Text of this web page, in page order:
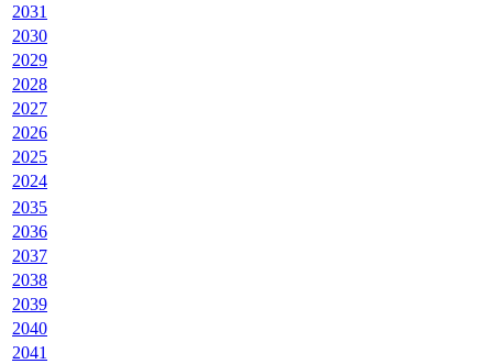
2031
2030
2029
2028
2027
2026
2025
2024
2035
2036
2037
2038
2039
2040
2041